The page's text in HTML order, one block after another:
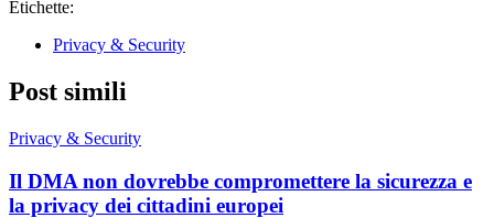
Etichette:
Privacy & Security
Post simili
Privacy & Security
Il DMA non dovrebbe compromettere la sicurezza e
la privacy dei cittadini europei